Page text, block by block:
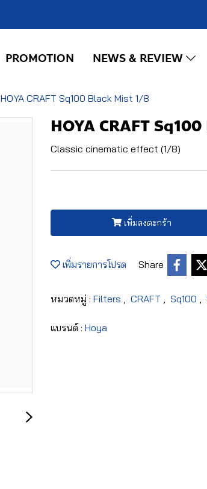
PROMOTION NEWS & REVIEW
HOYA CRAFT Sq100 Black Mist 1/8
HOYA CRAFT
Classic cinematic effect (1/8)
เพิ่มลงตะกร้า
เพิ่มรายการโปรด Share
หมวดหมู่ : Filters CRAFT Sq100
แบรนด์ : Hoya